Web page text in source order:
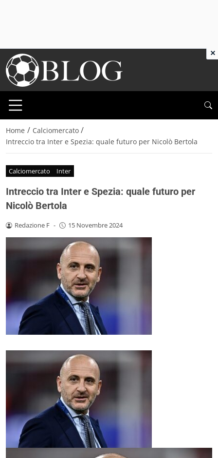
Home / Calciomercato /
Intreccio tra Inter e Spezia: quale futuro per Nicolò Bertola
Calciomercato Inter
Intreccio tra Inter e Spezia: quale futuro per
Nicolò Bertola
Redazione F - 15 Novembre 2024
×